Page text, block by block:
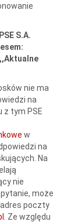
S.A.
nie ma
na
z tym PSE
w
na
Na
nie
może
poczty
. Ze względu